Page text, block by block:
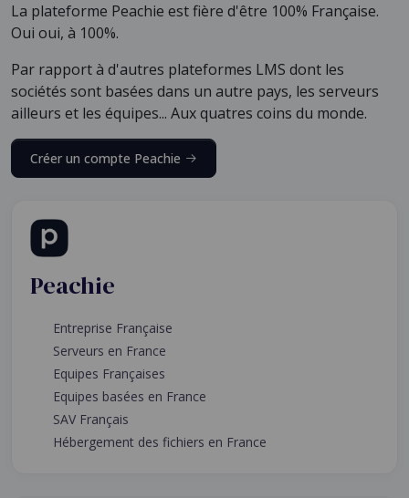
La plateforme Peachie est fière d'être 100% Française.
Oui oui, à 100%.
Par rapport à d'autres plateformes LMS dont les
sociétés sont basées dans un autre pays, les serveurs
ailleurs et les équipes... Aux quatres coins du monde.
Créer un compte Peachie
Peachie
Entreprise Française
Serveurs en France
Equipes Françaises
Equipes basées en France
SAV Français
Hébergement des fichiers en France